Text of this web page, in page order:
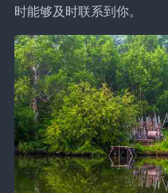
时能够及时联系到你。